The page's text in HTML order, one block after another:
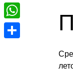
Odnoklassniki
WhatsApp